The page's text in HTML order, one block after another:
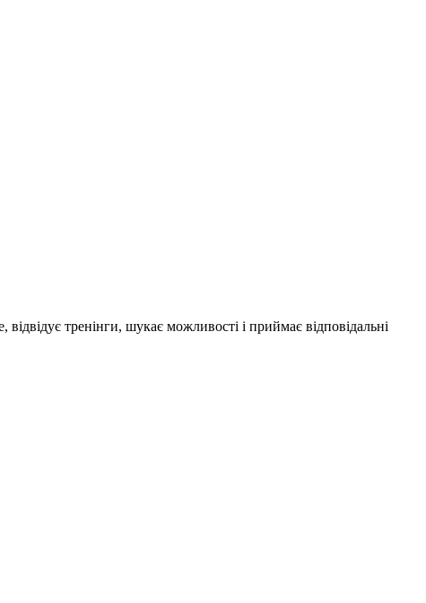
тренінги, шукає можливості і приймає відповідальні